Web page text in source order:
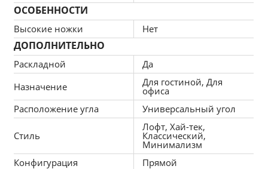
Умеренно жесткая поверхность
упругую, умеренно жесткую посадку,
обеспечивающую правильную поддержку
позвоночника и здоровый сон без эффекта
«проваливания».
Эргономичность
— конструкция повторяет изгибы
тела, обеспечивая комфорт сидя и лежа.
ОСОБЕННОСТИ
Высокие ножки Нет
ДОПОЛНИТЕЛЬНО
Раскладной
Да
Назначение
Для гостиной, Для
офиса
Расположение угла
Универсальный угол
Стиль
Лофт, Хай-тек,
Классический,
Минимализм
Конфигурация
Прямой